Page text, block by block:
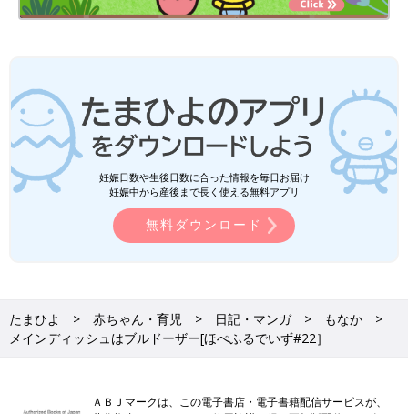
妊娠日数や生後日数に合った情報を毎日お届け
妊娠中から産後まで長く使える無料アプリ
無料ダウンロード
たまひよ 赤ちゃん・育児 日記・マンガ
もなか
メインディッシュはブルドーザー[ほぺふるでいず#22］
ＡＢＪマークは、この電子書店・電子書籍配信サービスが、